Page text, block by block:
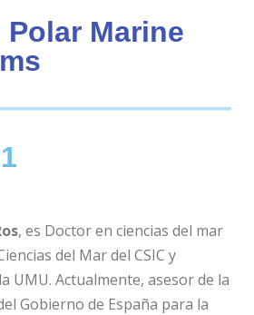
Marine
, es Doctor en ciencias del mar
del Mar del CSIC y
UMU. Actualmente, asesor de la
Gobierno de España para la